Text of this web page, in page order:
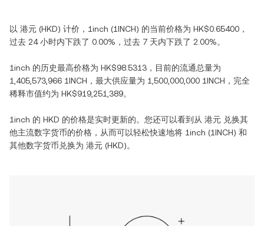
以 港元 (HKD) 计价， 1inch (1INCH) 的当前价格为 HK$0.65400 ，
过去 24 小时内下跌了 0.00% ，过去 7 天内下跌了 2.00%。
1inch 的历史最高价格为 HK$98.5313 ，目前的流通总量为
1,405,573,966 1INCH ，最大供应量为 1,500,000,000 1INCH ，完全
稀释市值约为 HK$919,251,389。
1inch 的 HKD 的价格是实时更新的。您还可以看到从 港元 兑换其
他主流数字货币的价格，从而可以轻松快速地将 1inch (1INCH) 和
其他数字货币兑换为 港元 (HKD)。